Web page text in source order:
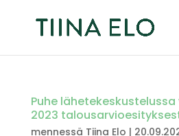
Puhe
2023
mennessä Tiina Elo |